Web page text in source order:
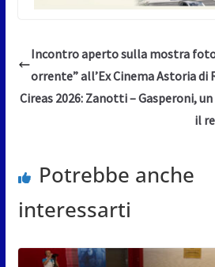
Incontro aperto sulla mostra
orrente” all’Ex Cinema Astoria di
Cireas 2026: Zanotti – Gasperoni,
il
Potrebbe anche
interessarti